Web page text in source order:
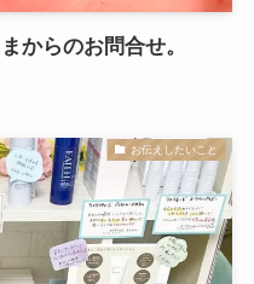
からのお問合せ。
お伝えしたいこと